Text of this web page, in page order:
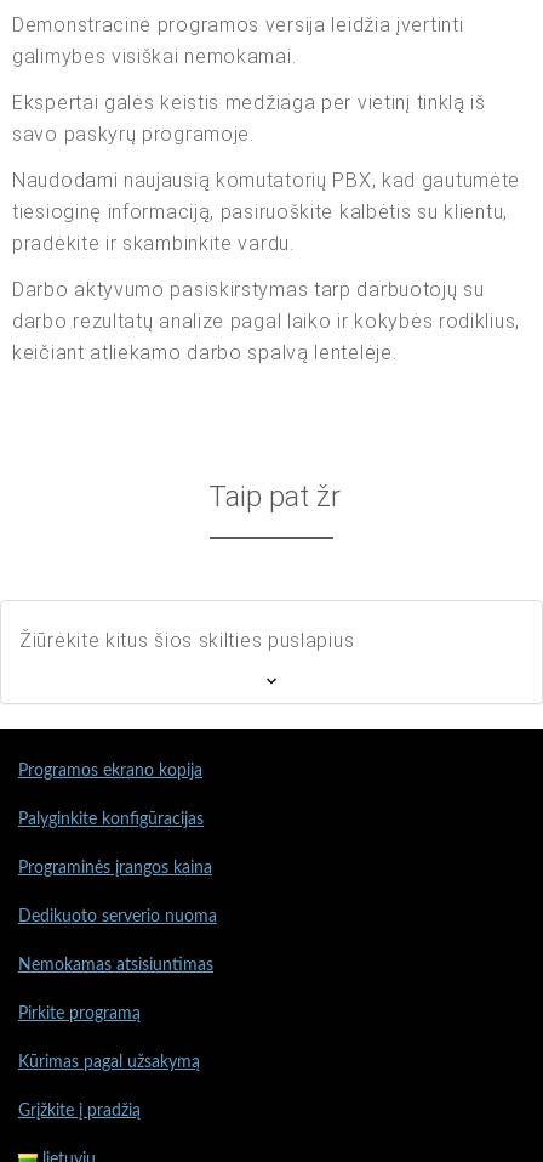
Demonstracinė programos versija leidžia įvertinti
galimybes visiškai nemokamai.
Ekspertai galės keistis medžiaga per vietinį tinklą iš
savo paskyrų programoje.
Naudodami naujausią komutatorių PBX, kad gautumėte
tiesioginę informaciją, pasiruoškite kalbėtis su klientu,
pradėkite ir skambinkite vardu.
Darbo aktyvumo pasiskirstymas tarp darbuotojų su
darbo rezultatų analize pagal laiko ir kokybės rodiklius,
keičiant atliekamo darbo spalvą lentelėje.
Taip pat žr
Žiūrėkite kitus šios skilties puslapius
Programos ekrano kopija
Palyginkite konfigūracijas
Programinės įrangos kaina
Dedikuoto serverio nuoma
Nemokamas atsisiuntimas
Pirkite programą
Kūrimas pagal užsakymą
Grįžkite į pradžią